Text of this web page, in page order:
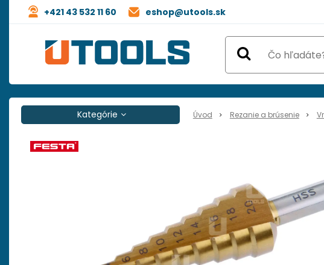
eshop@utools.sk
+421 43 532 11 60
Úvod Rezanie a brúsenie
Kategórie